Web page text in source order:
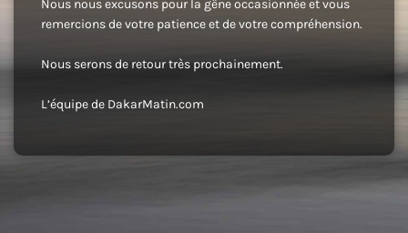
Nous nous excusons pour la gêne occasionnée et vous
remercions de votre patience et de votre compréhension.
Nous serons de retour très prochainement.
L’équipe de DakarMatin.com